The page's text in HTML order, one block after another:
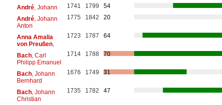
André, Johann 1741 1799
54
André, Johann
Anton
1775 1842 20
Anna Amalia
von Preußen,
1723 1787 64
Bach, Carl
Philipp Emanuel
1714 1788 70
Bach, Johann
Bernhard
1676 1749 31
Bach, Johann
Christian
1735 1782 47